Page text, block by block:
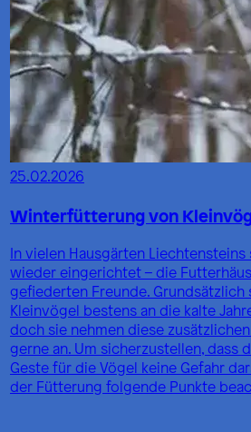
25.02.2026
Winterfütterung von
In vielen Hausgärten
wieder eingerichtet – die
gefiederten Freunde.
Kleinvögel bestens an die kalte
doch sie nehmen diese
gerne an. Um sicherzustellen, dass
Geste für die Vögel keine Gefahr
der Fütterung folgende Punkte